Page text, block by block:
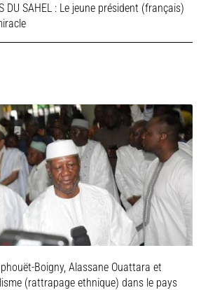
DU SAHEL : Le jeune président (français)
Boigny, Alassane Ouattara et
(rattrapage ethnique) dans le pays